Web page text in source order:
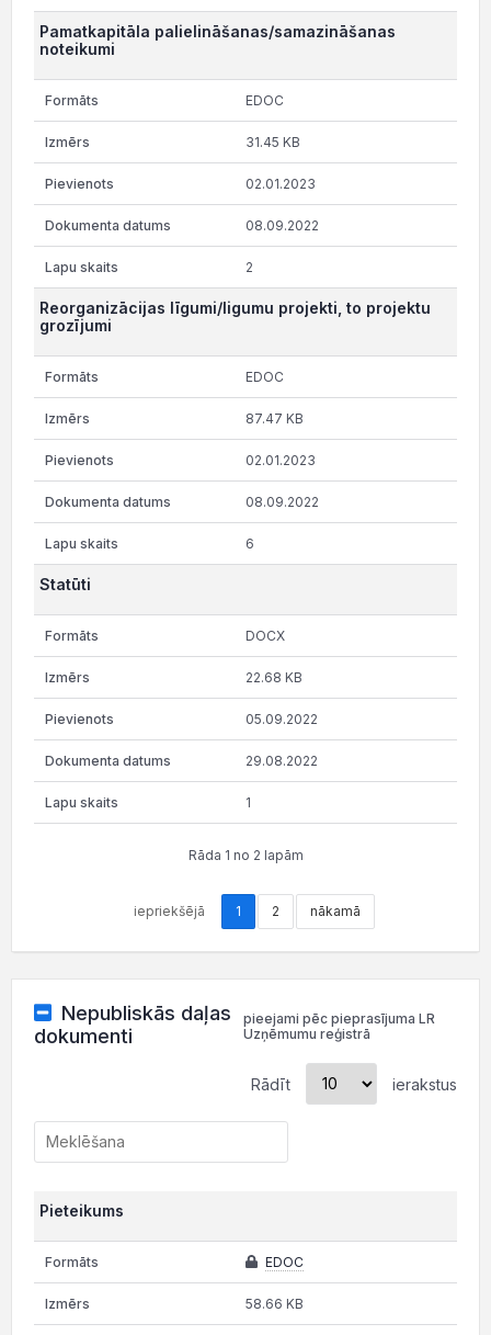
Pamatkapitāla palielināšanas/samazināšanas
noteikumi
EDOC
31.45 KB
02.01.2023
08.09.2022
2
Reorganizācijas līgumi/ligumu projekti, to projektu
grozījumi
EDOC
87.47 KB
02.01.2023
08.09.2022
6
Statūti
DOCX
22.68 KB
05.09.2022
29.08.2022
1
Rāda 1 no 2 lapām
iepriekšējā 1 2 nākamā
Nepubliskās daļas
dokumenti
pieejami pēc pieprasījuma LR
Uzņēmumu reģistrā
Rādīt ierakstus
Pieteikums
EDOC
58.66 KB